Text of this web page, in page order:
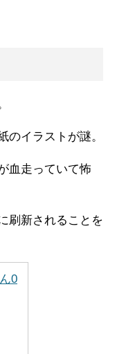
のイラストが謎。
血走っていて怖
刷新されることを
0